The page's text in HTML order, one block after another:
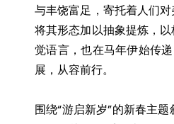
与丰饶富足，寄托着人们
将其形态加以抽象提炼，
觉语言，也在马年伊始传
展，从容前行。
围绕“游启新岁”的新春主